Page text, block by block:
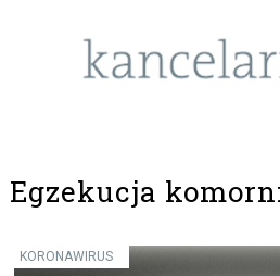
Egzekucja
KORONAWIRUS